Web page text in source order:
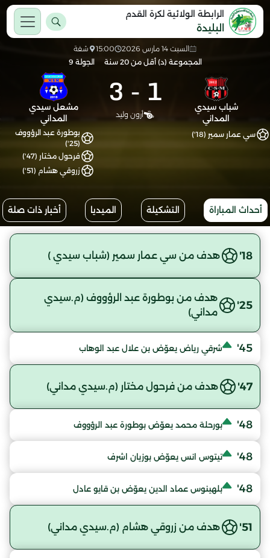
الرابطة الولائية لكرة القدم
البليدة
السبت 14 مارس 2026 15:00
شفة
المجموعة (د) أقل من 20 سنة
الجولة 9
شباب سيدي
المداني
1
-
3
أرون وليد
مشعل سيدي
المداني
سي عمار سمير (18')
بوطورة عبد الرؤووف
(25')
فرحول مختار (47')
زروقي هشام (51')
أحداث المباراة التشكيلة الميديا أخبار ذات صلة
18' هدف من سي عمار سمير (شباب سيدي )
25'
هدف من بوطورة عبد الرؤووف (م.سيدي
مداني)
45' شرقي رياض يعوّض بن علال عبد الوهاب
47' هدف من فرحول مختار (م.سيدي مداني)
48' بورحلة محمد يعوّض بوطورة عبد الرؤووف
48' تيتوس انس يعوّض بوزيان اشرف
48' بلهينوس عماد الدين يعوّض بن قايو عادل
51' هدف من زروقي هشام (م.سيدي مداني)